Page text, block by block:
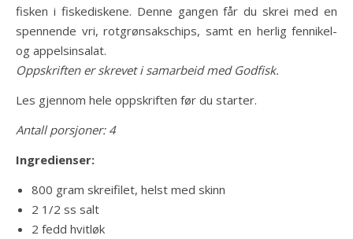
fisken i fiskediskene. Denne gangen får du skrei med en
spennende vri, rotgrønsakschips, samt en herlig fennikel-
og appelsinsalat.
Oppskriften er skrevet i samarbeid med Godfisk.
Les gjennom hele oppskriften før du starter.
Antall porsjoner: 4
Ingredienser:
800 gram skreifilet, helst med skinn
2 1/2 ss salt
2 fedd hvitløk